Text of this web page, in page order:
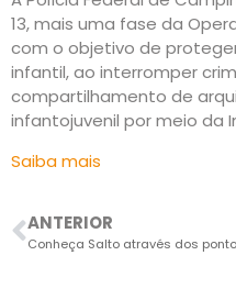
13, mais uma fase da
com o objetivo de
infantil, ao interromper
compartilhamento de
infantojuvenil por meio da
Saiba mais
ANTERIOR